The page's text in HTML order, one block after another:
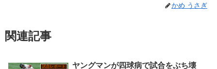
かめ うさぎ
関連記事
試合レポート
ヤングマンが四球病で試合をぶち壊